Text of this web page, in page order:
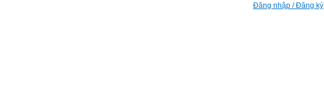
Đăng nhập / Đăng ký